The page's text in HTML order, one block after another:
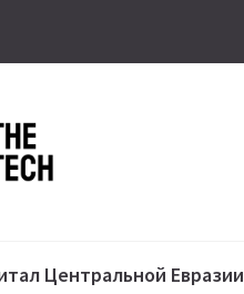
Центральной Евразии